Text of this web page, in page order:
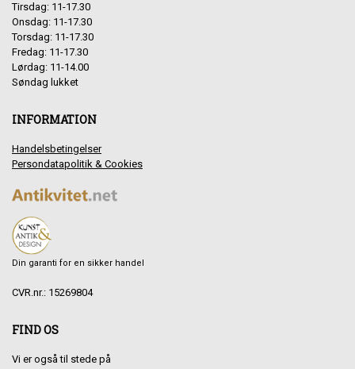
Tirsdag: 11-17.30
Onsdag: 11-17.30
Torsdag: 11-17.30
Fredag: 11-17.30
Lørdag: 11-14.00
Søndag lukket
INFORMATION
Handelsbetingelser
Persondatapolitik & Cookies
Din garanti for en sikker handel
CVR.nr.: 15269804
FIND OS
Vi er også til stede på